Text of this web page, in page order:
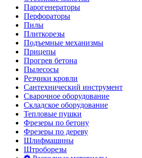
Пилы
Плиткорезы
Подъемные механизмы
Прицепы
Прогрев бетона
Пылесосы
Резчики кровли
Сантехнический инструмент
Сварочное оборудование
Складское оборудование
Тепловые пушки
Фрезеры по бетону
Фрезеры по дереву
Шлифмашины
Штроборезы
Расходные материалы